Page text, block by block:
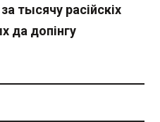
тысячу расійскіх
да допінгу